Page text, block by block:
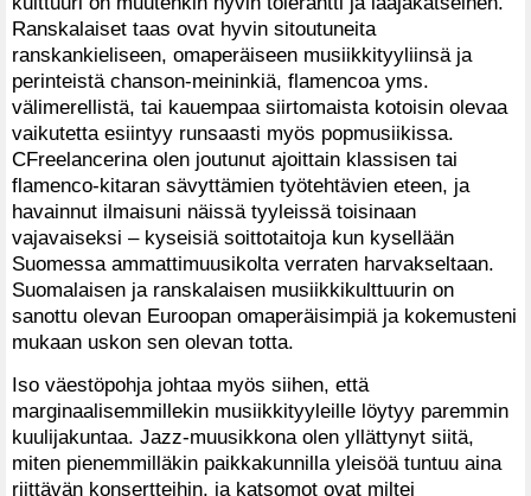
Ranskalaiset taas ovat hyvin sitoutuneita
ranskankieliseen, omaperäiseen musiikkityyliinsä ja
perinteistä chanson-meininkiä, flamencoa yms.
välimerellistä, tai kauempaa siirtomaista kotoisin olevaa
vaikutetta esiintyy runsaasti myös popmusiikissa.
CFreelancerina olen joutunut ajoittain klassisen tai
flamenco-kitaran sävyttämien työtehtävien eteen, ja
havainnut ilmaisuni näissä tyyleissä toisinaan
vajavaiseksi – kyseisiä soittotaitoja kun kysellään
Suomessa ammattimuusikolta verraten harvakseltaan.
Suomalaisen ja ranskalaisen musiikkikulttuurin on
sanottu olevan Euroopan omaperäisimpiä ja kokemusteni
mukaan uskon sen olevan totta.
Iso väestöpohja johtaa myös siihen, että
marginaalisemmillekin musiikkityyleille löytyy paremmin
kuulijakuntaa. Jazz-muusikkona olen yllättynyt siitä,
miten pienemmilläkin paikkakunnilla yleisöä tuntuu aina
riittävän konsertteihin, ja katsomot ovat miltei